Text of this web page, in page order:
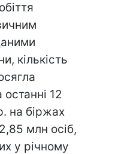
кількість
12
на біржах
млн осіб,
у річному